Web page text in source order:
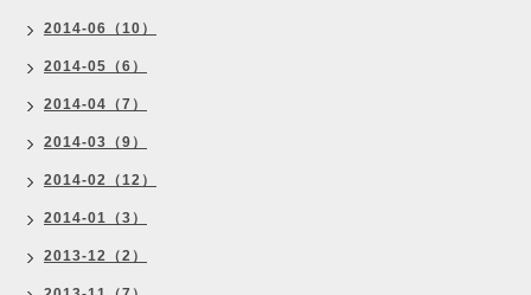
2014-06（10）
2014-05（6）
2014-04（7）
2014-03（9）
2014-02（12）
2014-01（3）
2013-12（2）